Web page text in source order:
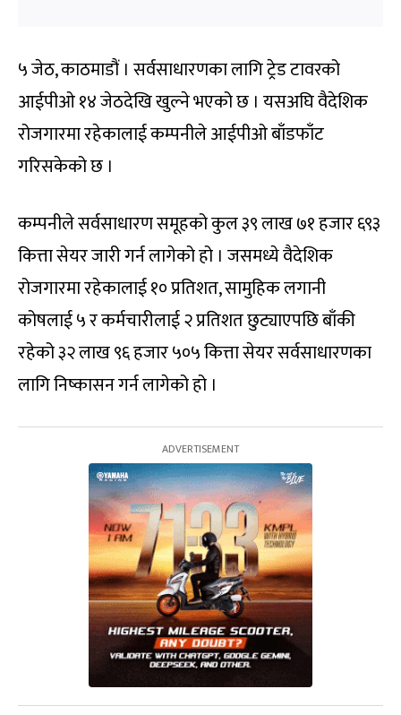
५ जेठ, काठमाडौं । सर्वसाधारणका लागि ट्रेड टावरको
आईपीओ १४ जेठदेखि खुल्ने भएको छ । यसअघि वैदेशिक
रोजगारमा रहेकालाई कम्पनीले आईपीओ बाँडफाँट
गरिसकेको छ ।
कम्पनीले सर्वसाधारण समूहको कुल ३९ लाख ७१ हजार ६९३
कित्ता सेयर जारी गर्न लागेको हो । जसमध्ये वैदेशिक
रोजगारमा रहेकालाई १० प्रतिशत, सामुहिक लगानी
कोषलाई ५ र कर्मचारीलाई २ प्रतिशत छुट्याएपछि बाँकी
रहेको ३२ लाख ९६ हजार ५०५ कित्ता सेयर सर्वसाधारणका
लागि निष्कासन गर्न लागेको हो ।